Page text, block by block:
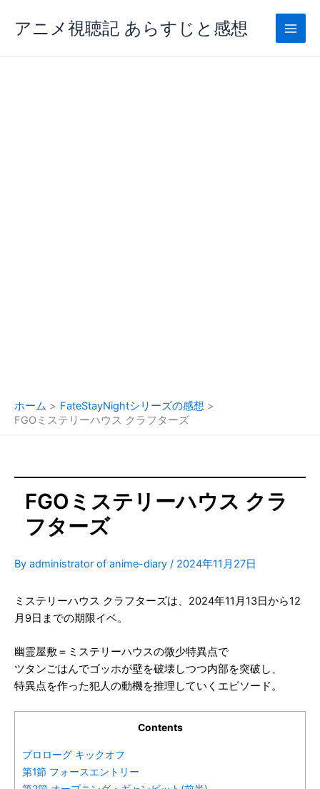
ス
アニメ視聴記 あらすじと感想
ホーム
FateStayNightシリーズの感想
FGOミステリーハウス クラフターズ
FGOミステリーハウス クラ
フターズ
By administrator of anime-diary / 2024年11月27日
ミステリーハウス クラフターズは、2024年11月13日から12
月9日までの期限イベ。
幽霊屋敷＝ミステリーハウスの微少特異点で
ツタンごはんでゴッホが壁を破壊しつつ内部を突破し、
特異点を作った犯人の動機を推理していくエピソード。
Contents
プロローグ キックオフ
第1節 フォースエントリー